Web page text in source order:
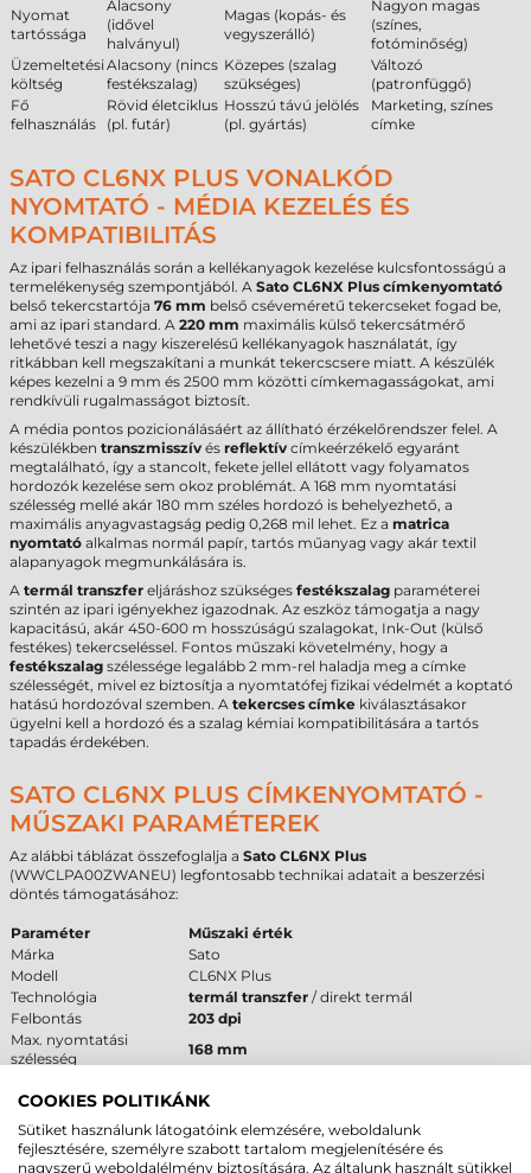
Nyomat
tartóssága
Alacsony
(idővel
halványul)
Magas (kopás- és
vegyszerálló)
Nagyon magas
(színes,
fotóminőség)
Üzemeltetési
költség
Alacsony (nincs
festékszalag)
Közepes (szalag
szükséges)
Változó
(patronfüggő)
Fő
felhasználás
Rövid életciklus
(pl. futár)
Hosszú távú jelölés
(pl. gyártás)
Marketing, színes
címke
SATO CL6NX PLUS VONALKÓD
NYOMTATÓ - MÉDIA KEZELÉS ÉS
KOMPATIBILITÁS
Az ipari felhasználás során a kellékanyagok kezelése kulcsfontosságú a
termelékenység szempontjából. A Sato CL6NX Plus címkenyomtató
belső tekercstartója 76 mm belső cséveméretű tekercseket fogad be,
ami az ipari standard. A 220 mm maximális külső tekercsátmérő
lehetővé teszi a nagy kiszerelésű kellékanyagok használatát, így
ritkábban kell megszakítani a munkát tekercscsere miatt. A készülék
képes kezelni a 9 mm és 2500 mm közötti címkemagasságokat, ami
rendkívüli rugalmasságot biztosít.
A média pontos pozicionálásáért az állítható érzékelőrendszer felel. A
készülékben transzmisszív és reflektív címkeérzékelő egyaránt
megtalálható, így a stancolt, fekete jellel ellátott vagy folyamatos
hordozók kezelése sem okoz problémát. A 168 mm nyomtatási
szélesség mellé akár 180 mm széles hordozó is behelyezhető, a
maximális anyagvastagság pedig 0,268 mil lehet. Ez a matrica
nyomtató alkalmas normál papír, tartós műanyag vagy akár textil
alapanyagok megmunkálására is.
A termál transzfer eljáráshoz szükséges festékszalag paraméterei
szintén az ipari igényekhez igazodnak. Az eszköz támogatja a nagy
kapacitású, akár 450-600 m hosszúságú szalagokat, Ink-Out (külső
festékes) tekercseléssel. Fontos műszaki követelmény, hogy a
festékszalag szélessége legalább 2 mm-rel haladja meg a címke
szélességét, mivel ez biztosítja a nyomtatófej fizikai védelmét a koptató
hatású hordozóval szemben. A tekercses címke kiválasztásakor
ügyelni kell a hordozó és a szalag kémiai kompatibilitására a tartós
tapadás érdekében.
SATO CL6NX PLUS CÍMKENYOMTATÓ -
MŰSZAKI PARAMÉTEREK
Az alábbi táblázat összefoglalja a Sato CL6NX Plus
(WWCLPA00ZWANEU) legfontosabb technikai adatait a beszerzési
döntés támogatásához:
Paraméter
Műszaki érték
Márka
Sato
Modell
CL6NX Plus
Technológia
termál transzfer / direkt termál
Felbontás
203 dpi
Max. nyomtatási
szélesség
168 mm
Cséveméret
76 mm
Interfész
USB, RS232,LPT,Ethernet,Bluetooth
NFC
Garancia
12 hónap (készülék és fej)
COOKIES POLITIKÁNK
Sütiket használunk látogatóink elemzésére, weboldalunk
fejlesztésére, személyre szabott tartalom megjelenítésére és
nagyszerű weboldalélmény biztosítására. Az általunk használt sütikkel